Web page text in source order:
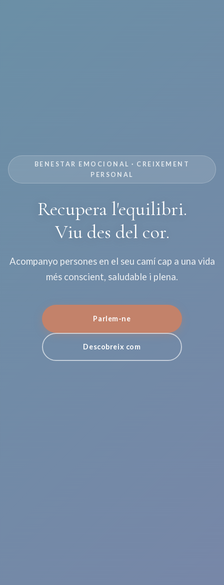
BENESTAR EMOCIONAL · CREIXEMENT
PERSONAL
Recupera l'equilibri.
Viu des del cor.
Acompanyo persones en el seu camí cap a una vida
més conscient, saludable i plena.
Parlem-ne
Descobreix com